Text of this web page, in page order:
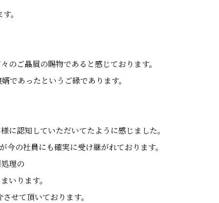
。
ご贔屓の賜物であると感じております。
であったというご縁であります。
認知していただいてたように感じました。
の社員にも確実に受け継がれております。
理の
いります。
せて頂いております。